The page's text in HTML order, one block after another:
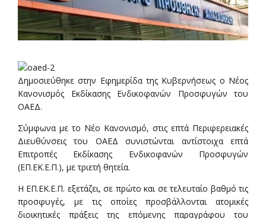
Δημοσιεύθηκε στην Εφημερίδα της Κυβερνήσεως ο Νέος
Κανονισμός Εκδίκασης Ενδικοφανών Προσφυγών του
ΟΑΕΔ.
Σύμφωνα με το Νέο Κανονισμό, στις επτά Περιφερειακές
Διευθύνσεις του ΟΑΕΔ συνιστώνται αντίστοιχα επτά
Επιτροπές Εκδίκασης Ενδικοφανών Προσφυγών
(ΕΠ.ΕΚ.Ε.Π.), με τριετή θητεία.
Η ΕΠ.ΕΚ.Ε.Π. εξετάζει, σε πρώτο και σε τελευταίο βαθμό τις
προσφυγές, με τις οποίες προσβάλλονται ατομικές
διοικητικές πράξεις της επόμενης παραγράφου του